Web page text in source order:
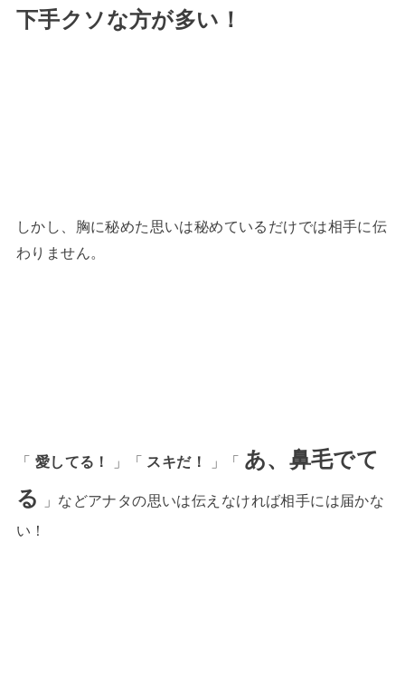
下手クソな方が多い！
しかし、胸に秘めた思いは秘めているだけでは相手に伝
わりません。
「 愛してる！ 」「 スキだ！ 」「 あ、鼻毛でて
る
」などアナタの思いは伝えなければ相手には届かな
い！